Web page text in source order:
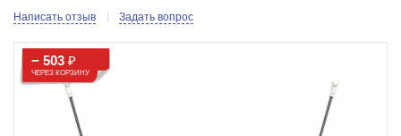
Написать отзыв Задать вопрос
− 503₽
ЧЕРЕЗ КОРЗИНУ